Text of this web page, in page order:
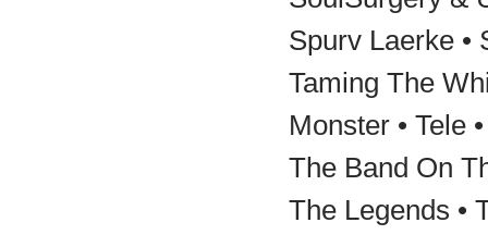
Spurv Laerke •
Taming The
Monster • Tele
The Band On
The Legends •